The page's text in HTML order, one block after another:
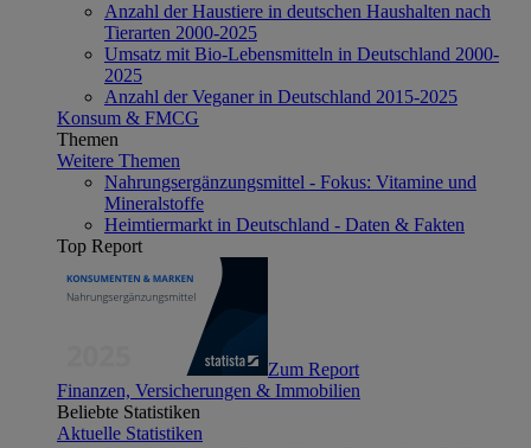
Anzahl der Haustiere in deutschen Haushalten nach
Tierarten 2000-2025
Umsatz mit Bio-Lebensmitteln in Deutschland 2000-
2025
Anzahl der Veganer in Deutschland 2015-2025
Konsum & FMCG
Themen
Weitere Themen
Nahrungsergänzungsmittel - Fokus: Vitamine und
Mineralstoffe
Heimtiermarkt in Deutschland - Daten & Fakten
Top Report
Zum Report
Finanzen, Versicherungen & Immobilien
Beliebte Statistiken
Aktuelle Statistiken